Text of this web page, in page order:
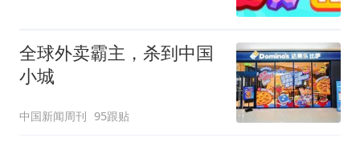
全球外卖霸主，杀到中国
小城
中国新闻周刊 95跟贴